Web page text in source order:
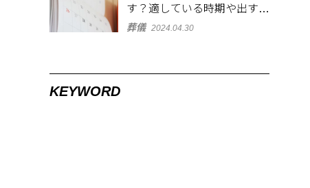
す？適している時期や出す範
囲を解説！
葬儀 2024.04.30
KEYWORD